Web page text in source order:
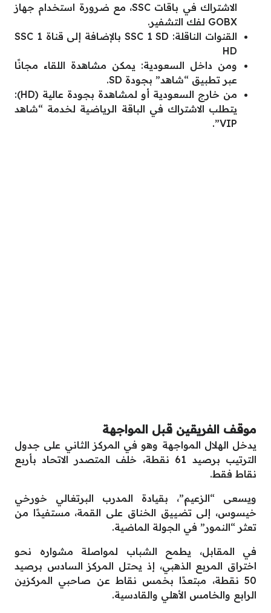
الاشتراك في باقات SSC، مع ضرورة استخدام جهاز
GOBX لفك التشفير.
القنوات الناقلة: SSC 1 SD بالإضافة إلى قناة SSC 1
HD
ومن داخل السعودية: يمكن مشاهدة اللقاء مجانًا
عبر تطبيق “شاهد” بجودة SD.
من خارج السعودية أو لمشاهدة بجودة عالية (HD):
يتطلب الاشتراك في الباقة الرياضية لخدمة “شاهد
VIP”.
موقف الفريقين قبل المواجهة
يدخل الهلال المواجهة وهو في المركز الثاني على جدول
الترتيب برصيد 61 نقطة، خلف المتصدر الاتحاد بأربع
نقاط فقط.
ويسعى “الزعيم”، بقيادة المدرب البرتغالي خورخي
خيسوس، إلى تضييق الخناق على القمة، مستفيدًا من
تعثر “النمور” في الجولة الماضية.
في المقابل، يطمح الشباب لمواصلة مشواره نحو
اختراق المربع الذهبي، إذ يحتل المركز السادس برصيد
50 نقطة، مبتعدًا بخمس نقاط عن صاحبي المركزين
الرابع والخامس الأهلي والقادسية.